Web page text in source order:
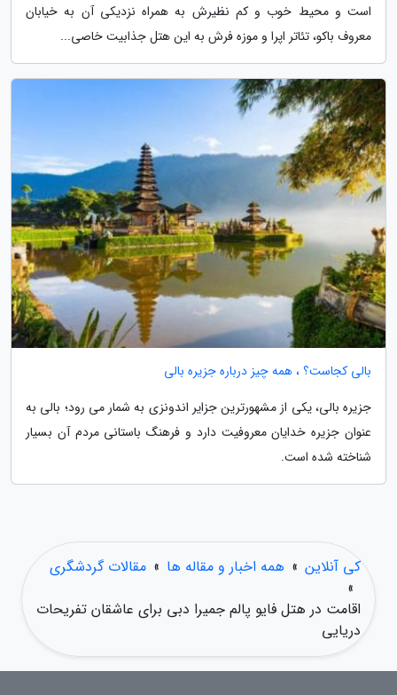
است و محیط خوب و کم نظیرش به همراه نزدیکی آن به خیابان
معروف باکو، تئاتر اپرا و موزه فرش به این هتل جذابیت خاصی...
بالی کجاست؟ ، همه چیز درباره جزیره بالی
جزیره بالی، یکی از مشهورترین جزایر اندونزی به شمار می رود؛ بالی به
عنوان جزیره خدایان معروفیت دارد و فرهنگ باستانی مردم آن بسیار
شناخته شده است.
کی آنلاین » همه اخبار و مقاله ها » مقالات گردشگری
»
اقامت در هتل فایو پالم جمیرا دبی برای عاشقان تفریحات
دریایی